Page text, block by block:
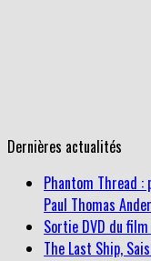
Dernières actualités
Phantom Thread :
Paul Thomas
Sortie DVD du
The Last Ship,